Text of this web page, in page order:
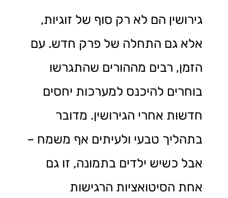
גירושין הם לא רק סוף של זוגיות,
אלא גם התחלה של פרק חדש. עם
הזמן, רבים מההורים שהתגרשו
בוחרים להיכנס למערכות יחסים
חדשות אחרי הגירושין. מדובר
בתהליך טבעי ולעיתים אף משמח –
אבל כשיש ילדים בתמונה, זו גם
אחת הסיטואציות הרגישות